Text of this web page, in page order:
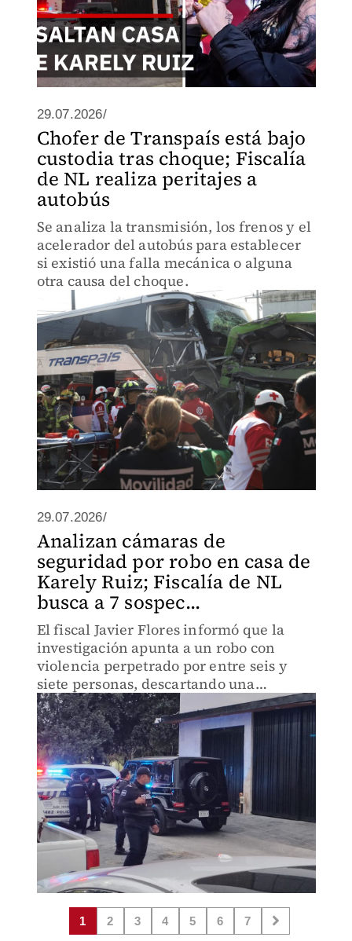
29.07.2026/
Chofer de Transpaís está bajo
custodia tras choque; Fiscalía
de NL realiza peritajes a
autobús
Se analiza la transmisión, los frenos y el
acelerador del autobús para establecer
si existió una falla mecánica o alguna
otra causa del choque.
29.07.2026/
Analizan cámaras de
seguridad por robo en casa de
Karely Ruiz; Fiscalía de NL
busca a 7 sospec...
El fiscal Javier Flores informó que la
investigación apunta a un robo con
violencia perpetrado por entre seis y
siete personas, descartando una
privación ilegal de la libertad.
1 2 3 4 5 6 7